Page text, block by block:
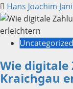
Hans Joachim
Uncategorized
Wie digitale
Kraichgau